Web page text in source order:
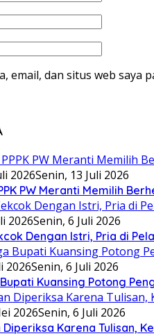
email, dan situs web
2026Senin, 13 Juli 2026
PW Meranti Memilih
2026Senin, 6 Juli 2026
Dengan Istri, Pria di
2026Senin, 6 Juli 2026
Kuansing Potong
2026Senin, 6 Juli 2026
Karena Tulisan,